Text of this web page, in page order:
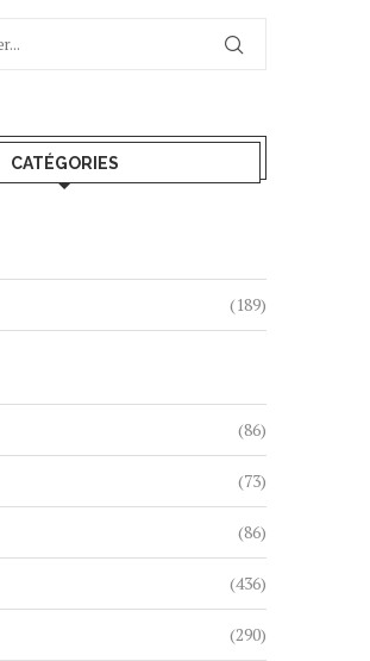
CATÉGORIES
(189)
(86)
(73)
(86)
(436)
(290)